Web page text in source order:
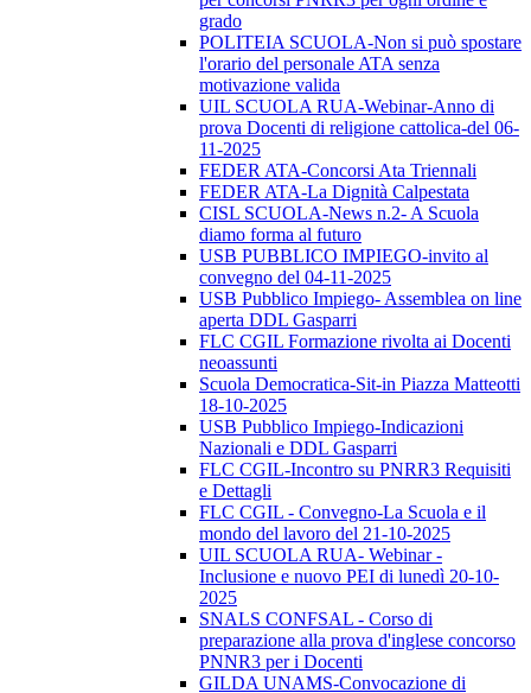
grado
POLITEIA SCUOLA-Non si può spostare
l'orario del personale ATA senza
motivazione valida
UIL SCUOLA RUA-Webinar-Anno di
prova Docenti di religione cattolica-del 06-
11-2025
FEDER ATA-Concorsi Ata Triennali
FEDER ATA-La Dignità Calpestata
CISL SCUOLA-News n.2- A Scuola
diamo forma al futuro
USB PUBBLICO IMPIEGO-invito al
convegno del 04-11-2025
USB Pubblico Impiego- Assemblea on line
aperta DDL Gasparri
FLC CGIL Formazione rivolta ai Docenti
neoassunti
Scuola Democratica-Sit-in Piazza Matteotti
18-10-2025
USB Pubblico Impiego-Indicazioni
Nazionali e DDL Gasparri
FLC CGIL-Incontro su PNRR3 Requisiti
e Dettagli
FLC CGIL - Convegno-La Scuola e il
mondo del lavoro del 21-10-2025
UIL SCUOLA RUA- Webinar -
Inclusione e nuovo PEI di lunedì 20-10-
2025
SNALS CONFSAL - Corso di
preparazione alla prova d'inglese concorso
PNNR3 per i Docenti
GILDA UNAMS-Convocazione di